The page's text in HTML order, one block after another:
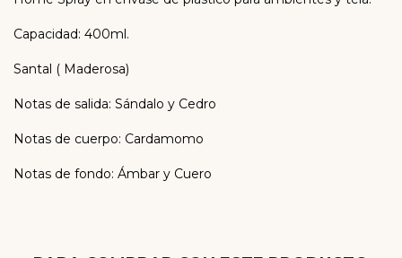
Capacidad: 400ml.
Santal ( Maderosa)
Notas de salida: Sándalo y Cedro
Notas de cuerpo: Cardamomo
Notas de fondo: Ámbar y Cuero